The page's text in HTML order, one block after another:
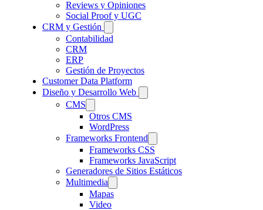
Reviews y Opiniones
Social Proof y UGC
CRM y Gestión
Contabilidad
CRM
ERP
Gestión de Proyectos
Customer Data Platform
Diseño y Desarrollo Web
CMS
Otros CMS
WordPress
Frameworks Frontend
Frameworks CSS
Frameworks JavaScript
Generadores de Sitios Estáticos
Multimedia
Mapas
Video